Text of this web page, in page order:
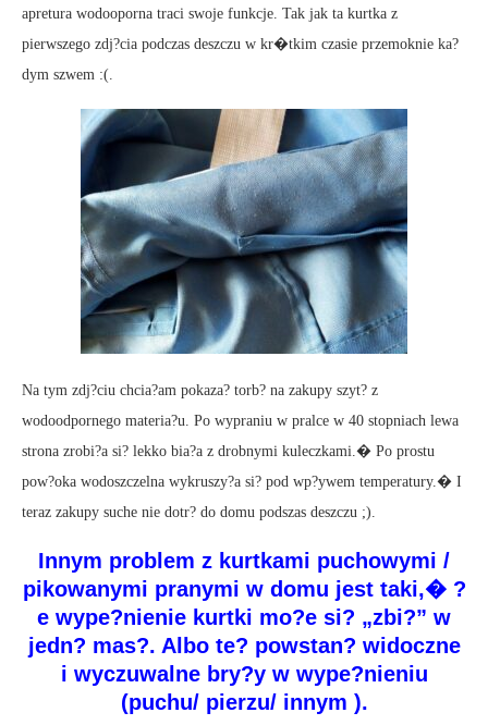
apretura wodooporna traci swoje funkcje. Tak jak ta kurtka z
pierwszego zdj?cia podczas deszczu w kr�tkim czasie przemoknie ka?
dym szwem :(.
Na tym zdj?ciu chcia?am pokaza? torb? na zakupy szyt? z
wodoodpornego materia?u. Po wypraniu w pralce w 40 stopniach lewa
strona zrobi?a si? lekko bia?a z drobnymi kuleczkami.� Po prostu
pow?oka wodoszczelna wykruszy?a si? pod wp?ywem temperatury.� I
teraz zakupy suche nie dotr? do domu podszas deszczu ;).
Innym problem z kurtkami puchowymi /
pikowanymi pranymi w domu jest taki,� ?
e wype?nienie kurtki mo?e si? „zbi?” w
jedn? mas?. Albo te? powstan? widoczne
i wyczuwalne bry?y w wype?nieniu
(puchu/ pierzu/ innym ).